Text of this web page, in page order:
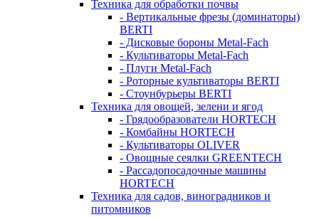
Техника для обработки почвы
- Вертикальные фрезы (доминаторы)
BERTI
- Дисковые бороны Metal-Fach
- Культиваторы Metal-Fach
- Плуги Metal-Fach
- Роторные культиваторы BERTI
- Стоунбурьеры BERTI
Техника для овощей, зелени и ягод
- Грядообразователи HORTECH
- Комбайны HORTECH
- Культиваторы OLIVER
- Овощные сеялки GREENTECH
- Рассадопосадочные машины
HORTECH
Техника для садов, виноградников и
питомников